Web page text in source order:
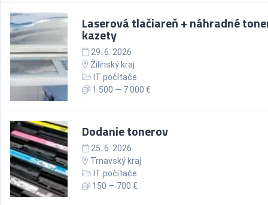
Laserová tlačiareň + náhradné
kazety
29. 6. 2026
Žilinský kraj
IT počítače
1 500 — 7 000 €
Dodanie tonerov
25. 6. 2026
Trnavský kraj
IT počítače
150 — 700 €